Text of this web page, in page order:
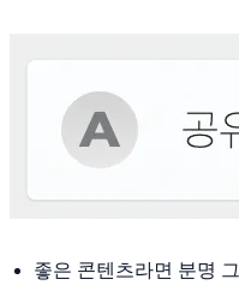
좋은 콘텐츠라면 분명 그